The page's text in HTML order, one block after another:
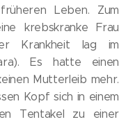
Leben. Zum
krebskranke Frau
Krankheit lag im
Es hatte einen
Mutterleib mehr.
Kopf sich in einem
Tentakel zu einer